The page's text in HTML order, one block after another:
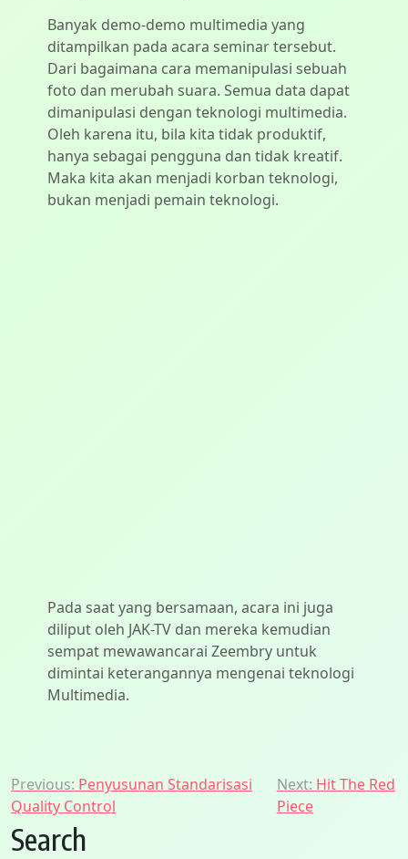
Banyak demo-demo multimedia yang
ditampilkan pada acara seminar tersebut.
Dari bagaimana cara memanipulasi sebuah
foto dan merubah suara. Semua data dapat
dimanipulasi dengan teknologi multimedia.
Oleh karena itu, bila kita tidak produktif,
hanya sebagai pengguna dan tidak kreatif.
Maka kita akan menjadi korban teknologi,
bukan menjadi pemain teknologi.
Pada saat yang bersamaan, acara ini juga
diliput oleh JAK-TV dan mereka kemudian
sempat mewawancarai Zeembry untuk
dimintai keterangannya mengenai teknologi
Multimedia.
Post
navigation
Previous: Penyusunan Standarisasi
Quality Control
Next: Hit The Red
Piece
Search